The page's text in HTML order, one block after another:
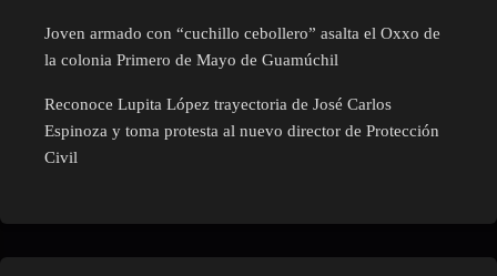
Joven armado con “cuchillo cebollero” asalta el Oxxo de
la colonia Primero de Mayo de Guamúchil
Reconoce Lupita López trayectoria de José Carlos
Espinoza y toma protesta al nuevo director de Protección
Civil